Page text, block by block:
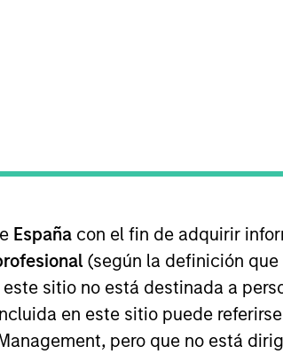
España con el fin de adquirir
(según la definición
sitio no está destinada a
en este sitio puede
pero que no está
years of investment experience.
Berman. Eric received an A.B.,
He has also been a member of